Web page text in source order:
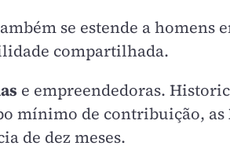
se estende a homens
compartilhada.
e empreendedoras.
mínimo de contribuição, as
de dez meses.